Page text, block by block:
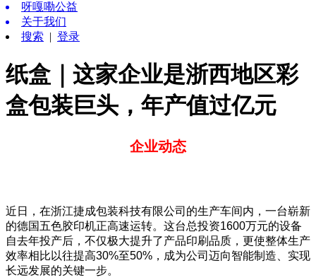
呀嘎嘞公益
关于我们
搜索 | 登录
纸盒｜这家企业是浙西地区彩
盒包装巨头，年产值过亿元
企业动态
近日，在浙江捷成包装科技有限公司的生产车间内，一台崭新
的德国五色胶印机正高速运转。这台总投资1600万元的设备
自去年投产后，不仅极大提升了产品印刷品质，更使整体生产
效率相比以往提高30%至50%，成为公司迈向智能制造、实现
长远发展的关键一步。